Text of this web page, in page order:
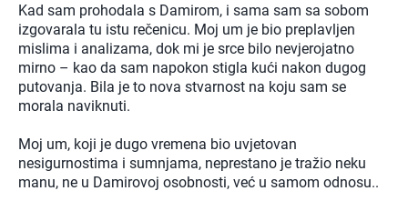
Kad sam prohodala s Damirom, i sama sam sa sobom
izgovarala tu istu rečenicu. Moj um je bio preplavljen
mislima i analizama, dok mi je srce bilo nevjerojatno
mirno – kao da sam napokon stigla kući nakon dugog
putovanja. Bila je to nova stvarnost na koju sam se
morala naviknuti.
Moj um, koji je dugo vremena bio uvjetovan
nesigurnostima i sumnjama, neprestano je tražio neku
manu, ne u Damirovoj osobnosti, već u samom odnosu..